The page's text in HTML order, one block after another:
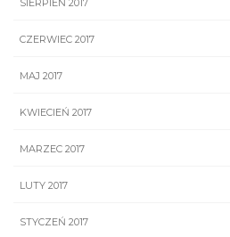
SIERPIEŃ 2017
CZERWIEC 2017
MAJ 2017
KWIECIEŃ 2017
MARZEC 2017
LUTY 2017
STYCZEŃ 2017